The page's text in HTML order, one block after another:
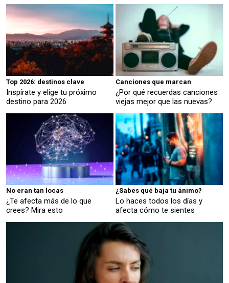
Top 2026: destinos clave
Inspírate y elige tu próximo
destino para 2026
Canciones que marcan
¿Por qué recuerdas canciones
viejas mejor que las nuevas?
No eran tan locas
¿Te afecta más de lo que
crees? Mira esto
¿Sabes qué baja tu ánimo?
Lo haces todos los días y
afecta cómo te sientes